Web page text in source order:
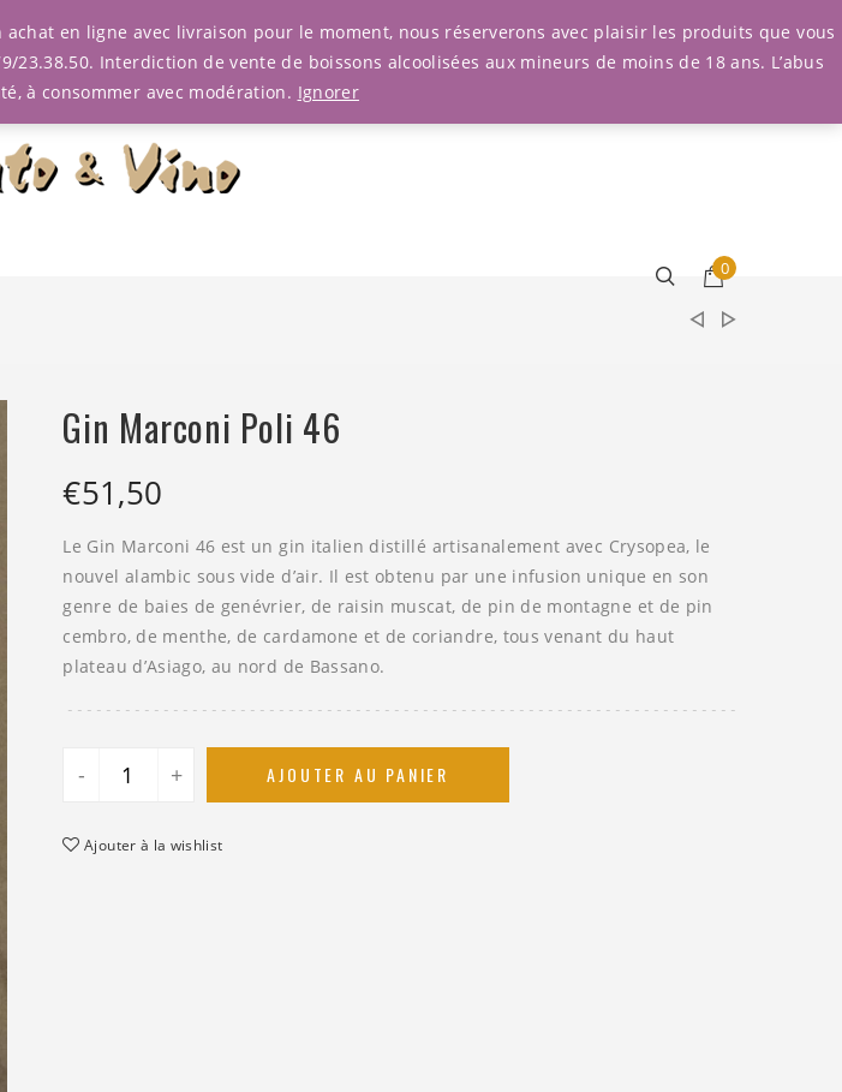
Connexion
0
Gin Marconi Poli 46
€51,50
Le Gin Marconi 46 est un gin italien distillé artisanalement avec Crysopea, le
nouvel alambic sous vide d’air. Il est obtenu par une infusion unique en son
genre de baies de genévrier, de raisin muscat, de pin de montagne et de pin
cembro, de menthe, de cardamone et de coriandre, tous venant du haut
plateau d’Asiago, au nord de Bassano.
- + AJOUTER AU PANIER
Ajouter à la wishlist
en ligne avec livraison pour le moment, nous réserverons avec plaisir les produits que vous
Interdiction de vente de boissons alcoolisées aux mineurs de moins de 18 ans. L’abus
à consommer avec modération. Ignorer